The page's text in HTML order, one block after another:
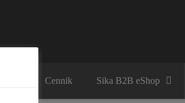
Cennik Sika B2B eShop